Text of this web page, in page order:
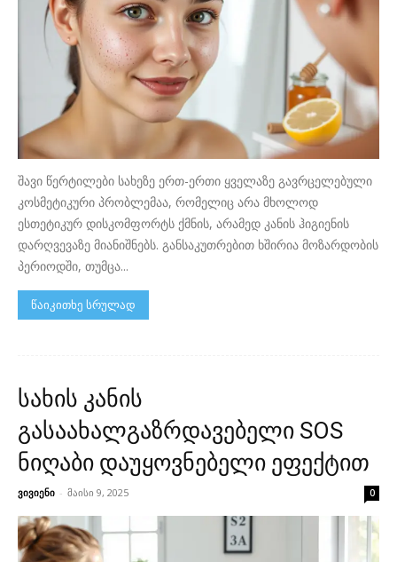
შავი წერტილები სახეზე ერთ-ერთი ყველაზე გავრცელებული
კოსმეტიკური პრობლემაა, რომელიც არა მხოლოდ
ესთეტიკურ დისკომფორტს ქმნის, არამედ კანის ჰიგიენის
დარღვევაზე მიანიშნებს. განსაკუთრებით ხშირია მოზარდობის
პერიოდში, თუმცა...
წაიკითხე სრულად
სახის კანის
გასაახალგაზრდავებელი SOS
ნიღაბი დაუყოვნებელი ეფექტით
ვივიენი - მაისი 9, 2025 0